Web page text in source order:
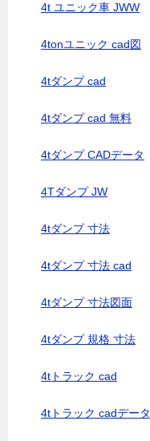
4t ユニック車 JWW
4tonユニック cad図
4tダンプ cad
4tダンプ cad 無料
4tダンプ CADデータ
4Tダンプ JW
4tダンプ 寸法
4tダンプ 寸法 cad
4tダンプ 寸法図面
4tダンプ 規格 寸法
4tトラック cad
4tトラック cadデータ